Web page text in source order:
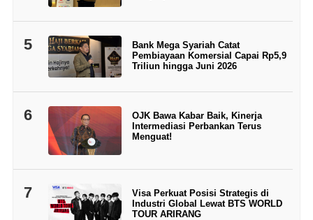
5
Bank Mega Syariah Catat
Pembiayaan Komersial Capai Rp5,9
Triliun hingga Juni 2026
6
OJK Bawa Kabar Baik, Kinerja
Intermediasi Perbankan Terus
Menguat!
7
Visa Perkuat Posisi Strategis di
Industri Global Lewat BTS WORLD
TOUR ARIRANG